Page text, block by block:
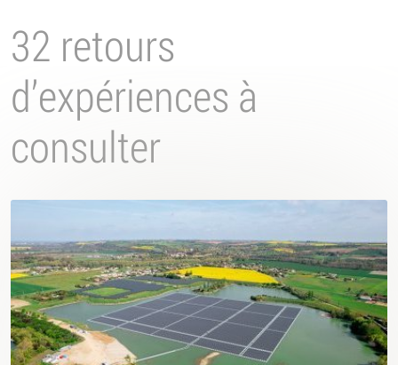
32 retours
d’expériences à
consulter